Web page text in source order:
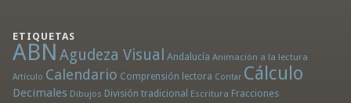
ETIQUETAS
ABN Agudeza Visual Andalucía Animación a la lectura
Artículo Calendario Comprensión lectora Contar Cálculo
Decimales Dibujos División tradicional Escritura Fracciones